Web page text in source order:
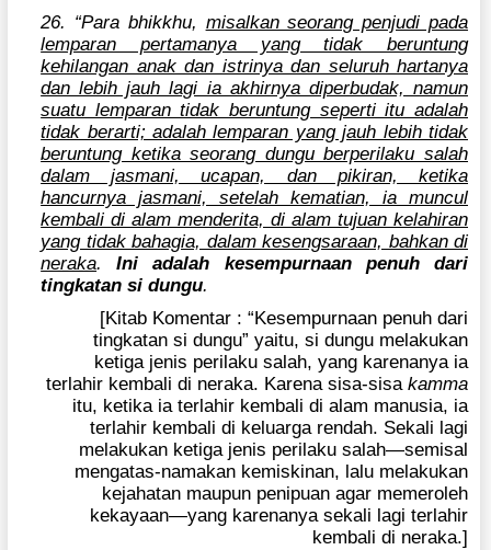
26. “Para bhikkhu, misalkan seorang penjudi pada
lemparan pertamanya yang tidak beruntung
kehilangan anak dan istrinya dan seluruh hartanya
dan lebih jauh lagi ia akhirnya diperbudak, namun
suatu lemparan tidak beruntung seperti itu adalah
tidak berarti; adalah lemparan yang jauh lebih tidak
beruntung ketika seorang dungu berperilaku salah
dalam jasmani, ucapan, dan pikiran, ketika
hancurnya jasmani, setelah kematian, ia muncul
kembali di alam menderita, di alam tujuan kelahiran
yang tidak bahagia, dalam kesengsaraan, bahkan di
neraka.Ini adalah kesempurnaan penuh dari
tingkatan si dungu.
[Kitab Komentar : “Kesempurnaan penuh dari
tingkatan si dungu” yaitu, si dungu melakukan
ketiga jenis perilaku salah, yang karenanya ia
terlahir kembali di neraka. Karena sisa-sisa kamma
itu, ketika ia terlahir kembali di alam manusia, ia
terlahir kembali di keluarga rendah. Sekali lagi
melakukan ketiga jenis perilaku salah—semisal
mengatas-namakan kemiskinan, lalu melakukan
kejahatan maupun penipuan agar memeroleh
kekayaan—yang karenanya sekali lagi terlahir
kembali di neraka.]